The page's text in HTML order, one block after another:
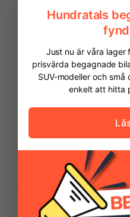
Yttertemperaturmätare
Kontantinsats78
Avbetalningstid60